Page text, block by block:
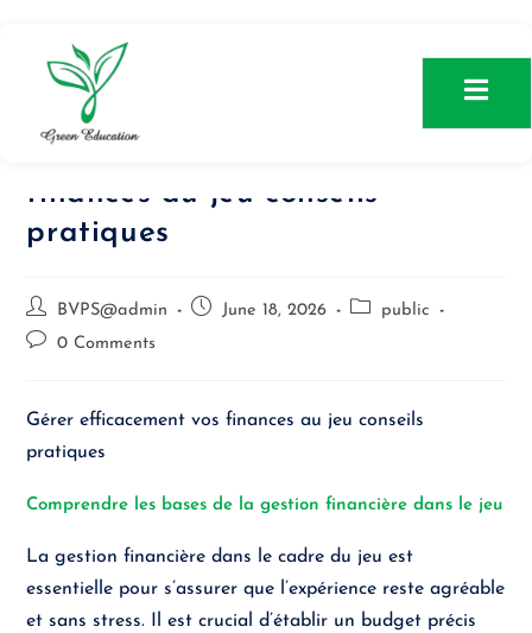
Gérer efficacement vos
finances au jeu conseils
pratiques
BVPS@admin June 18, 2026
public
0 Comments
Gérer efficacement vos finances au jeu conseils
pratiques
Comprendre les bases de la gestion financière dans le jeu
La gestion financière dans le cadre du jeu est
essentielle pour s’assurer que l’expérience reste agréable
et sans stress. Il est crucial d’établir un budget précis